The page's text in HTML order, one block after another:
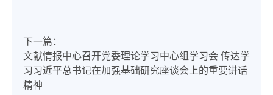
下一篇：
文献情报中心召开党委理论学习中心组学习会 传达学
习习近平总书记在加强基础研究座谈会上的重要讲话
精神